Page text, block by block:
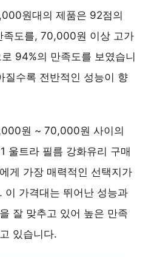
원대의 제품은 92점의
족도를, 70,000원 이상 고가
94%의 만족도를 보였습니
질수록 전반적인 성능이 향
원 ~ 70,000원 사이의
울트라 필름 강화유리 구매
게 가장 매력적인 선택지가
이 가격대는 뛰어난 성능과
잘 맞추고 있어 높은 만족
있습니다.